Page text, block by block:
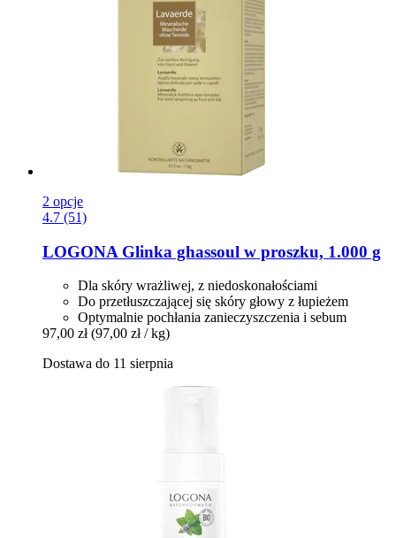
2 opcje
4.7 (51)
LOGONA Glinka ghassoul w proszku, 1.000 g
Dla skóry wrażliwej, z niedoskonałościami
Do przetłuszczającej się skóry głowy z łupieżem
Optymalnie pochłania zanieczyszczenia i sebum
97,00 zł (97,00 zł / kg)
Dostawa do 11 sierpnia